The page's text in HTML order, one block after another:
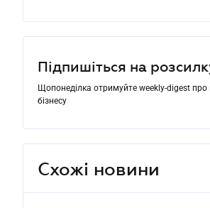
Підпишіться на
Щопонеділка отримуйте weekly-digest про
бізнесу
Схожі новини